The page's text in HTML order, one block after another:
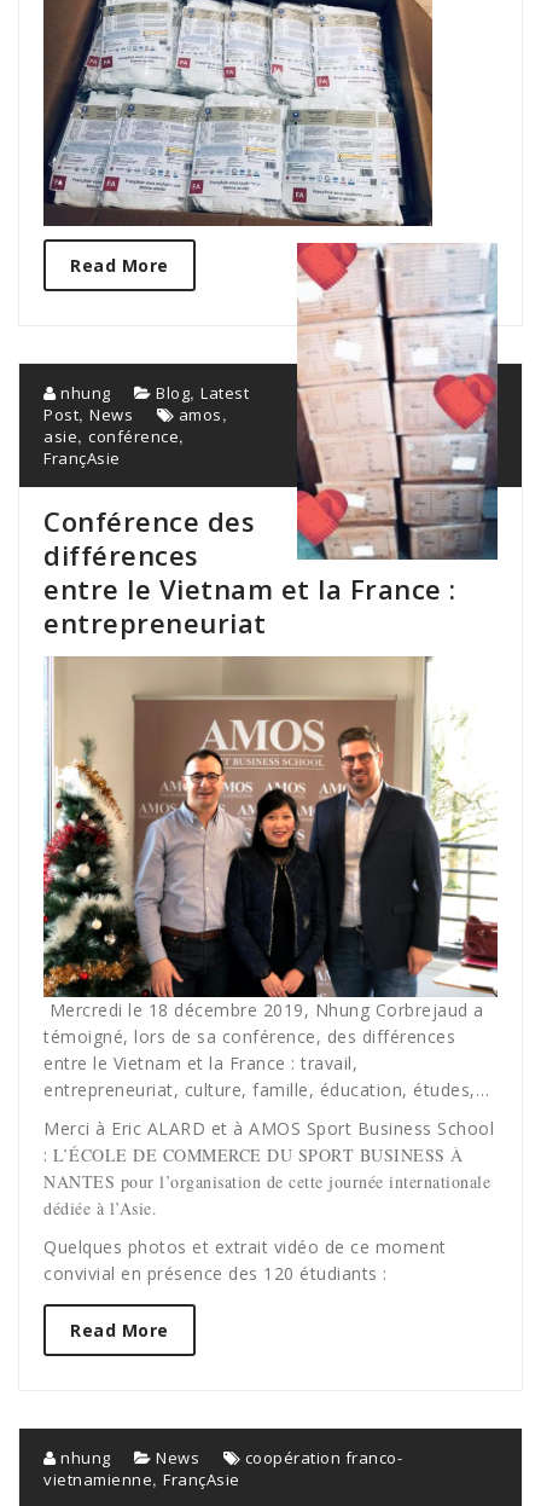
Read More
nhung Blog, Latest
Post, News amos,
asie, conférence,
FrançAsie
Conférence des
différences
entre le Vietnam et la France :
entrepreneuriat
Mercredi le 18 décembre 2019, Nhung Corbrejaud a
témoigné, lors de sa conférence, des différences
entre le Vietnam et la France : travail,
entrepreneuriat, culture, famille, éducation, études,…
Merci à Eric ALARD et à AMOS Sport Business School
: L’ÉCOLE DE COMMERCE DU SPORT BUSINESS À
NANTES pour l’organisation de cette journée internationale
dédiée à l’Asie.
Quelques photos et extrait vidéo de ce moment
convivial en présence des 120 étudiants :
Read More
nhung News
coopération franco-
vietnamienne, FrançAsie